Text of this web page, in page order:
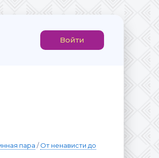
Войти
пара /От ненависти до